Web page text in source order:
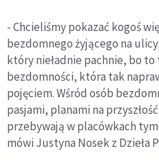
- Chcieliśmy pokazać kogoś
bezdomnego żyjącego na
który nieładnie pachnie, bo
bezdomności, która tak
pojęciem. Wśród osób
pasjami, planami na
przebywają w placówkach
mówi Justyna Nosek z Dzieła